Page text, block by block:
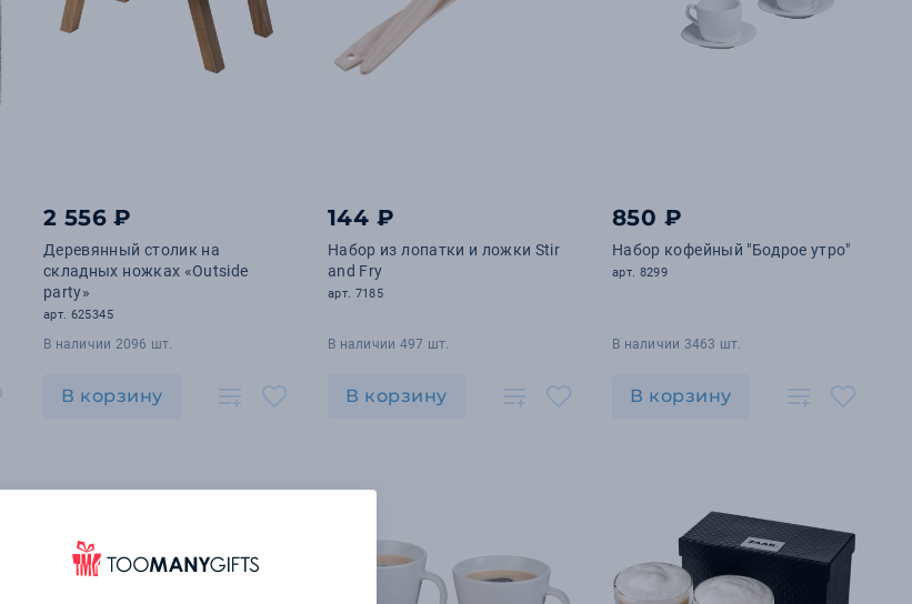
2 556 ₽
Деревянный столик на
складных ножках «Outside
party»
арт. 625345
В наличии 2096 шт.
В корзину
144 ₽
Набор из лопатки и ложки Stir
and Fry
арт. 7185
В наличии 497 шт.
В корзину
850 ₽
Набор кофейный "Бодрое утро"
арт. 8299
В наличии 3463 шт.
В корзину